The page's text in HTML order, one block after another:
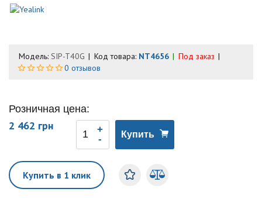
Модель: SIP-T40G Код товара: NT4656
Под заказ
0 отзывов
Розничная цена:
2 462 грн
Купить
Купить в 1 клик